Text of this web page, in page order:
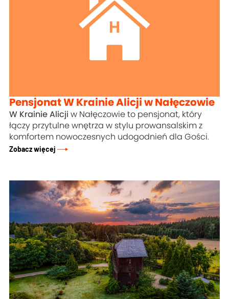
Pensjonat W Krainie Alicji w Nałęczowie
W Krainie Alicji w Nałęczowie to pensjonat, który
łączy przytulne wnętrza w stylu prowansalskim z
komfortem nowoczesnych udogodnień dla Gości.
Zobacz więcej